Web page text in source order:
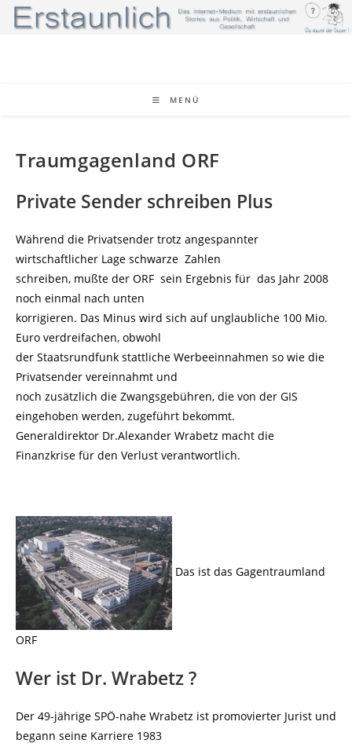
Zum
Inhalt
MENÜ
Traumgagenland ORF
Private Sender schreiben Plus
Während die Privatsender trotz angespannter
wirtschaftlicher Lage schwarze Zahlen
schreiben, mußte der ORF sein Ergebnis für das Jahr 2008
noch einmal nach unten
korrigieren. Das Minus wird sich auf unglaubliche 100 Mio.
Euro verdreifachen, obwohl
der Staatsrundfunk stattliche Werbeeinnahmen so wie die
Privatsender vereinnahmt und
noch zusätzlich die Zwangsgebühren, die von der GIS
eingehoben werden, zugeführt bekommt.
Generaldirektor Dr.Alexander Wrabetz macht die
Finanzkrise für den Verlust verantwortlich.
Das ist das Gagentraumland
ORF
Wer ist Dr. Wrabetz ?
Der 49-jährige SPÖ-nahe Wrabetz ist promovierter Jurist und
begann seine Karriere 1983